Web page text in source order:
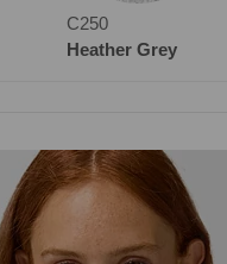
C250
Heather Grey